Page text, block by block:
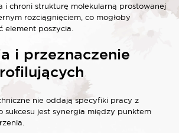
i chroni strukturę molekularną prostowanej
rozciągnięciem, co mogłoby
element poszycia.
i przeznaczenie
nie oddają specyfiki pracy z
sukcesu jest synergia między punktem